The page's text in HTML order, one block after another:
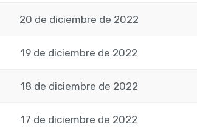
20 de diciembre de 2022
19 de diciembre de 2022
18 de diciembre de 2022
17 de diciembre de 2022